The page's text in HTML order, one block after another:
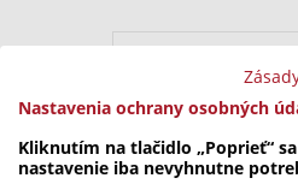
Nastavenia ochrany osobných
Kliknutím na tlačidlo „Poprieť“
nastavenie iba nevyhnutne